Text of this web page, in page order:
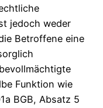
jedoch weder
Betroffene eine
Funktion wie
BGB, Absatz 5